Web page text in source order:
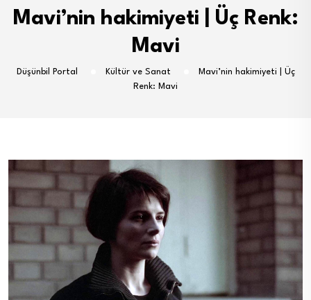
Mavi’nin hakimiyeti | Üç Renk:
Mavi
Düşünbil Portal Kültür ve Sanat
Mavi’nin hakimiyeti | Üç
Renk: Mavi